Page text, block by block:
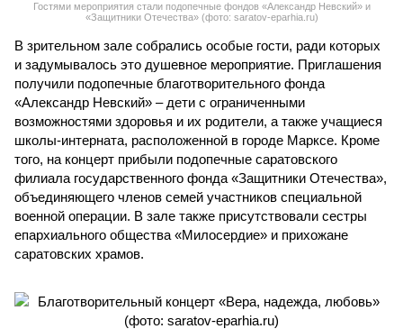
Гостями мероприятия стали подопечные фондов «Александр Невский» и
«Защитники Отечества» (фото: saratov-eparhia.ru)
В зрительном зале собрались особые гости, ради которых
и задумывалось это душевное мероприятие. Приглашения
получили подопечные благотворительного фонда
«Александр Невский» – дети с ограниченными
возможностями здоровья и их родители, а также учащиеся
школы-интерната, расположенной в городе Марксе. Кроме
того, на концерт прибыли подопечные саратовского
филиала государственного фонда «Защитники Отечества»,
объединяющего членов семей участников специальной
военной операции. В зале также присутствовали сестры
епархиального общества «Милосердие» и прихожане
саратовских храмов.